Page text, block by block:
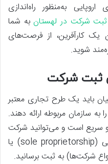
به‌منظور راه‌اندازی
ثبت شرکت در لهستان به شما
یک کارآفرین، از فرصت‌های
شوید.
ثبت شرکت
باید یک طرح تجاری معتبر
سازمان مربوطه ارائه دهند.
سریع است و می‌توانید شرکت
خود را به عنوان یک شخص حقیقی (sole proprietorship) یا